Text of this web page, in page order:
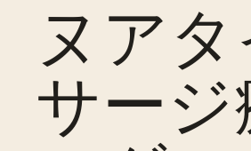
ヌア
サージ